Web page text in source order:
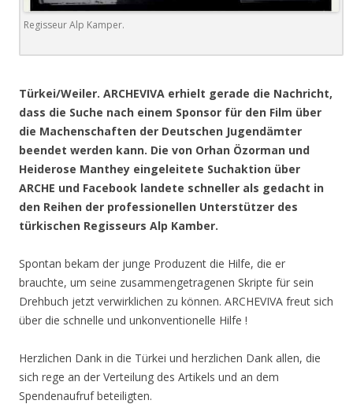
Regisseur Alp Kamper.
Türkei/Weiler. ARCHEVIVA erhielt gerade die Nachricht,
dass die Suche nach einem Sponsor für den Film über
die Machenschaften der Deutschen Jugendämter
beendet werden kann. Die von Orhan Özorman und
Heiderose Manthey eingeleitete Suchaktion über
ARCHE und Facebook landete schneller als gedacht in
den Reihen der professionellen Unterstützer des
türkischen Regisseurs Alp Kamber.
Spontan bekam der junge Produzent die Hilfe, die er
brauchte, um seine zusammengetragenen Skripte für sein
Drehbuch jetzt verwirklichen zu können. ARCHEVIVA freut sich
über die schnelle und unkonventionelle Hilfe !
Herzlichen Dank in die Türkei und herzlichen Dank allen, die
sich rege an der Verteilung des Artikels und an dem
Spendenaufruf beteiligten.